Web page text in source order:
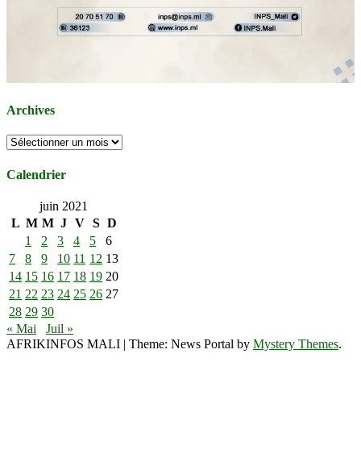
Archives
Archives
Calendrier
juin 2021
L M M J V S D
1
2 3 4 5
6
7
8 9 10 11 12 13
14 15 16 17 18 19 20
21 22 23 24 25 26 27
28 29 30
« Mai
Juil »
AFRIKINFOS MALI | Theme: News Portal by Mystery Themes.